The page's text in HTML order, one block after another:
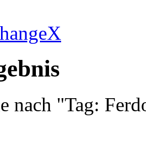
nach "Tag: